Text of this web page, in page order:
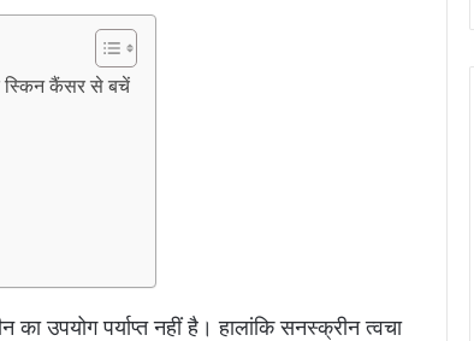
स्किन कैंसर से बचें
उपयोग पर्याप्त नहीं है। हालांकि सनस्क्रीन त्वचा